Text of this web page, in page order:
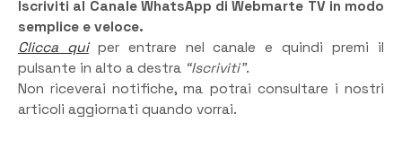
Iscriviti al Canale WhatsApp di Webmarte TV in modo
semplice e veloce.
Clicca quiper entrare nel canale e quindi premi il
pulsante in alto a destra “Iscriviti”.
Non riceverai notifiche, ma potrai consultare i nostri
articoli aggiornati quando vorrai.